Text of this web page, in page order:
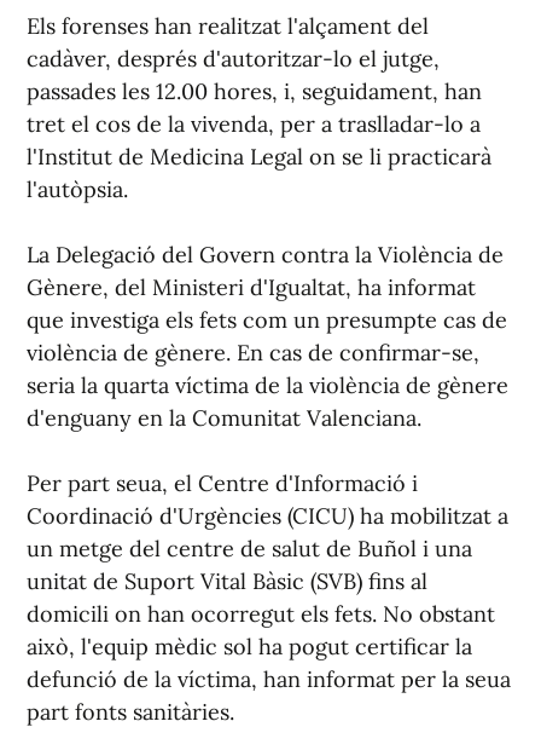
Els forenses han realitzat l'alçament del
cadàver, després d'autoritzar-lo el jutge,
passades les 12.00 hores, i, seguidament, han
tret el cos de la vivenda, per a traslladar-lo a
l'Institut de Medicina Legal on se li practicarà
l'autòpsia.
La Delegació del Govern contra la Violència de
Gènere, del Ministeri d'Igualtat, ha informat
que investiga els fets com un presumpte cas de
violència de gènere. En cas de confirmar-se,
seria la quarta víctima de la violència de gènere
d'enguany en la Comunitat Valenciana.
Per part seua, el Centre d'Informació i
Coordinació d'Urgències (CICU) ha mobilitzat a
un metge del centre de salut de Buñol i una
unitat de Suport Vital Bàsic (SVB) fins al
domicili on han ocorregut els fets. No obstant
això, l'equip mèdic sol ha pogut certificar la
defunció de la víctima, han informat per la seua
part fonts sanitàries.